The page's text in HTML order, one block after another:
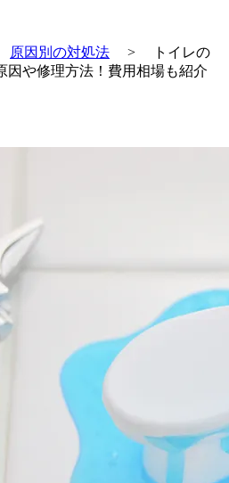
原因別の対処法 >
トイレの
因や修理方法！費用相場も紹介